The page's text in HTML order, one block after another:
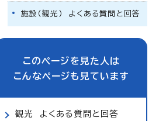
施設（観光） よくある質問と回答
このページを見た人は
こんなページも見ています
観光 よくある質問と回答